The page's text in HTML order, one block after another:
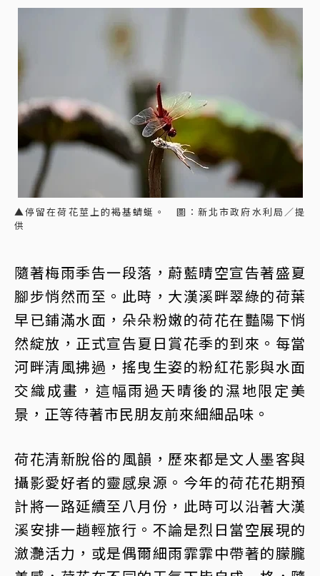
▲停留在荷花莖上的褐基蜻蜓。 圖：新北市政府水利局／提
供
隨著梅雨季告一段落，蔚藍晴空宣告著盛夏
腳步悄然而至。此時，大漢溪畔翠綠的荷葉
早已鋪滿水面，朵朵粉嫩的荷花在豔陽下悄
然綻放，正式宣告夏日賞花季的到來。每當
河畔清風拂過，搖曳生姿的粉紅花影與水面
交織成畫，這幅雨過天晴後的濕地限定美
景，正等待著市民朋友前來細細品味。
荷花清新脫俗的風韻，歷來都是文人墨客與
攝影愛好者的靈感泉源。今年的荷花花期預
計將一路延續至八月份，此時可以沿著大漢
溪安排一趟輕旅行。不論是烈日當空展現的
瀲灔活力，或是偶爾細雨霏霏中帶著的朦朧